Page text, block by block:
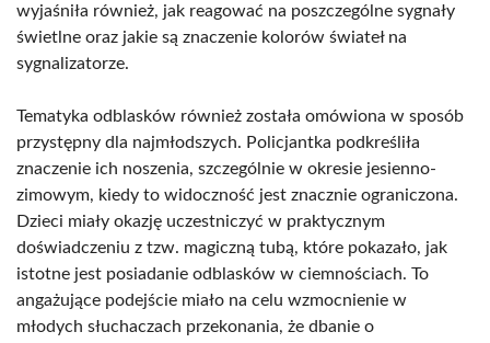
wyjaśniła również, jak reagować na poszczególne sygnały
świetlne oraz jakie są znaczenie kolorów świateł na
sygnalizatorze.
Tematyka odblasków również została omówiona w sposób
przystępny dla najmłodszych. Policjantka podkreśliła
znaczenie ich noszenia, szczególnie w okresie jesienno-
zimowym, kiedy to widoczność jest znacznie ograniczona.
Dzieci miały okazję uczestniczyć w praktycznym
doświadczeniu z tzw. magiczną tubą, które pokazało, jak
istotne jest posiadanie odblasków w ciemnościach. To
angażujące podejście miało na celu wzmocnienie w
młodych słuchaczach przekonania, że dbanie o